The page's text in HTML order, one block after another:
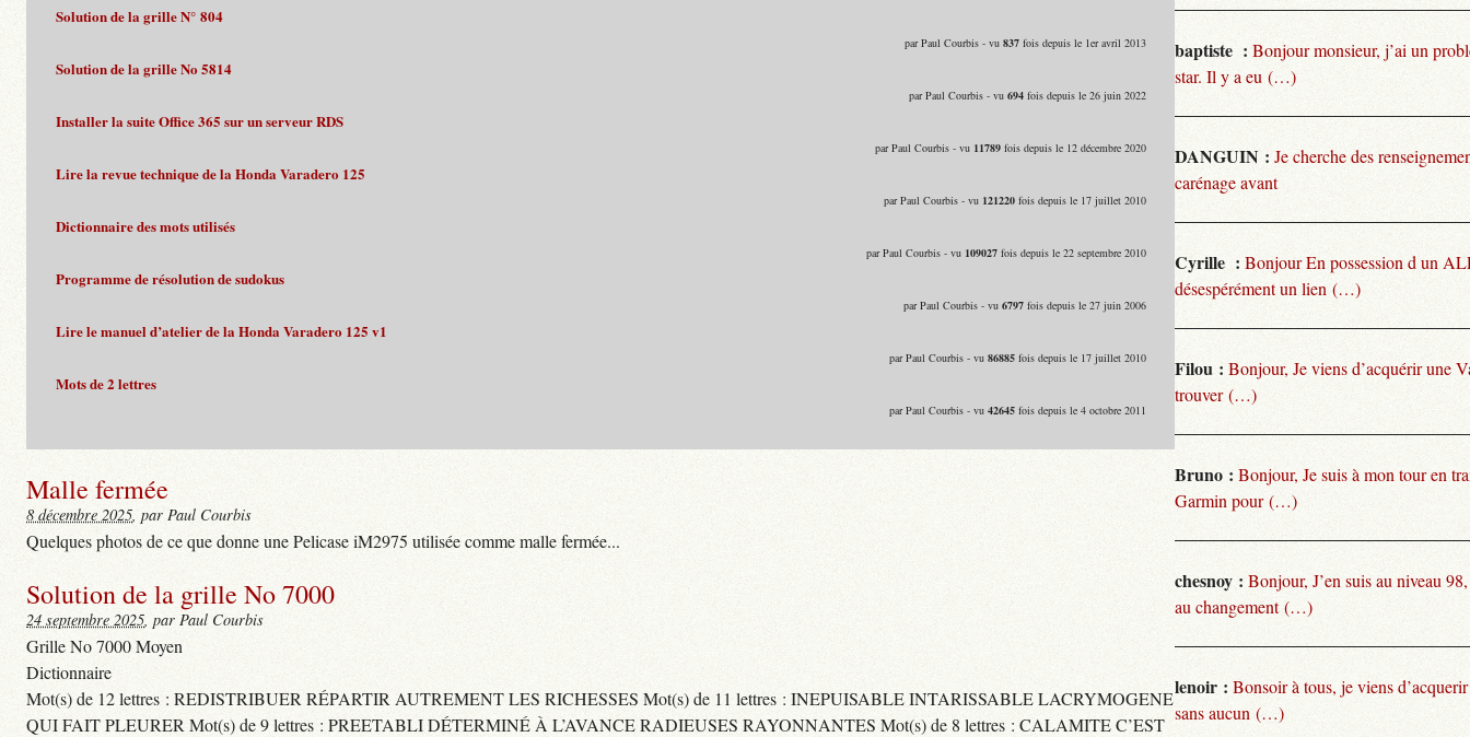
Solution de la grille N° 804
par Paul Courbis - vu 837fois depuis le 1er avril 2013
Solution de la grille No 5814
par Paul Courbis - vu 694fois depuis le 26 juin 2022
Installer la suite Office 365 sur un serveur RDS
par Paul Courbis - vu 11789fois depuis le 12 décembre 2020
Lire la revue technique de la Honda Varadero 125
par Paul Courbis - vu 121220fois depuis le 17 juillet 2010
Dictionnaire des mots utilisés
par Paul Courbis - vu 109027fois depuis le 22 septembre 2010
Programme de résolution de sudokus
par Paul Courbis - vu 6797fois depuis le 27 juin 2006
Lire le manuel d’atelier de la Honda Varadero 125 v1
par Paul Courbis - vu 86885fois depuis le 17 juillet 2010
Mots de 2 lettres
par Paul Courbis - vu 42645fois depuis le 4 octobre 2011
Malle fermée
8 décembre 2025, par Paul Courbis
Quelques photos de ce que donne une Pelicase iM2975 utilisée comme malle fermée...
Solution de la grille No 7000
24 septembre 2025, par Paul Courbis
Grille No 7000 Moyen
Dictionnaire
Mot(s) de 12 lettres : REDISTRIBUER RÉPARTIR AUTREMENT LES RICHESSES Mot(s) de 11 lettres : INEPUISABLE INTARISSABLE LACRYMOGENE
QUI FAIT PLEURER Mot(s) de 9 lettres : PREETABLI DÉTERMINÉ À L’AVANCE RADIEUSES RAYONNANTES Mot(s) de 8 lettres : CALAMITE C’EST
baptiste : Bonjour monsieur, j’ai un
star. Il y a eu (…)
DANGUIN : Je cherche des
carénage avant
Cyrille : Bonjour En possession d un
désespérément un lien (…)
Filou : Bonjour, Je viens d’acquérir une
trouver (…)
Bruno : Bonjour, Je suis à mon tour en
Garmin pour (…)
chesnoy : Bonjour, J’en suis au niveau
au changement (…)
lenoir : Bonsoir à tous, je viens
sans aucun (…)